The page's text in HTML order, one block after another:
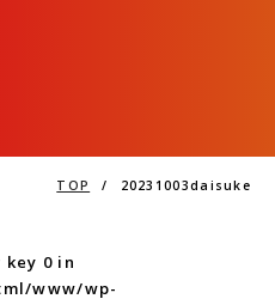
TOP / 20231003daisuke
0 in
www/wp-